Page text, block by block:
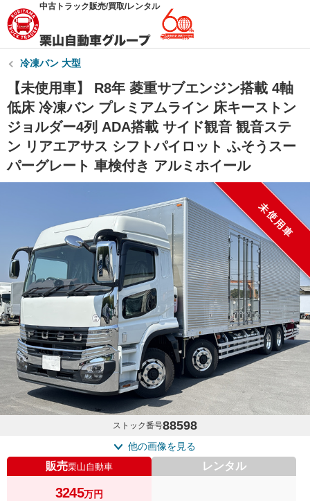
中古トラック販売/買取/レンタル
冷凍バン 大型
【未使用車】 R8年 菱重サブエンジン搭載 4軸
低床 冷凍バン プレミアムライン 床キーストン
ジョルダー4列 ADA搭載 サイド観音 観音ステ
ン リアエアサス シフトパイロット ふそうスー
パーグレート 車検付き アルミホイール
未使用車
ストック番号88598
他の画像を見る
販売栗山自動車
3245万円
レンタル